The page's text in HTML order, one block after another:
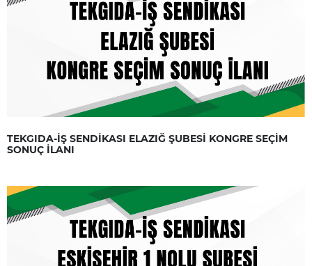
TEKGIDA-İŞ SENDİKASI ELAZIĞ ŞUBESİ KONGRE SEÇİM
SONUÇ İLANI